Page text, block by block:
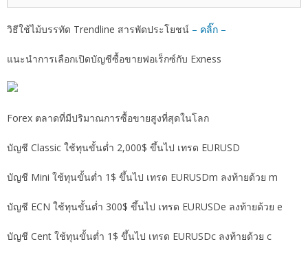
วิธีใช้ไม้บรรทัด Trendline สารพัดประโยชน์ – คลิ๊ก –
แนะนำการเลือกเปิดบัญชีซื้อขายฟอเร็กซ์กับ Exness
Forex ตลาดที่มีปริมาณการซื้อขายสูงที่สุดในโลก
บัญชี Classic ใช้ทุนขั้นต่ำ 2,000$ ขึ้นไป เทรด EURUSD
บัญชี Mini ใช้ทุนขั้นต่ำ 1$ ขึ้นไป เทรด EURUSDm ลงท้ายด้วย m
บัญชี ECN ใช้ทุนขั้นต่ำ 300$ ขึ้นไป เทรด EURUSDe ลงท้ายด้วย e
บัญชี Cent ใช้ทุนขั้นต่ำ 1$ ขึ้นไป เทรด EURUSDc ลงท้ายด้วย c